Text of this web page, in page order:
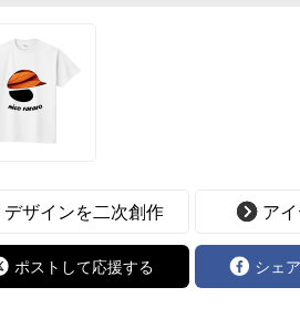
デザインを二次創作 ア
ポストして応援する シェ